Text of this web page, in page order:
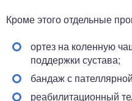
Кроме этого отдельные
ортез на коленную
поддержки сустава;
бандаж с
реабилитационный